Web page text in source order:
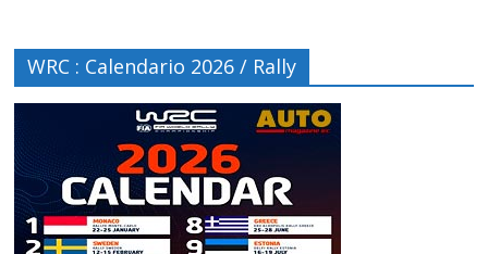
WRC : Calendario 2026 / Rally